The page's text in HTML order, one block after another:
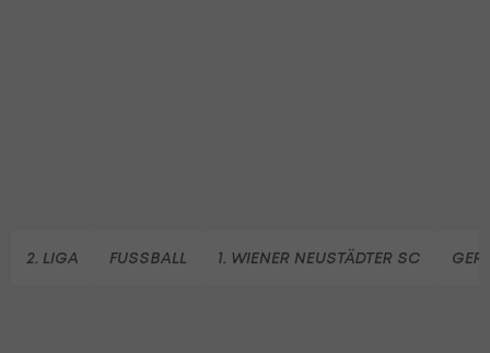
2. LIGA FUSSBALL 1. WIENER NEUSTÄDTER SC